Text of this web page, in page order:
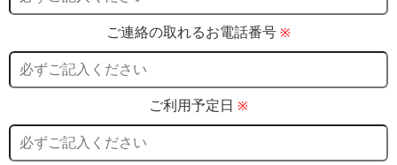
ご連絡の取れるお電話番号 ※
ご利用予定日 ※